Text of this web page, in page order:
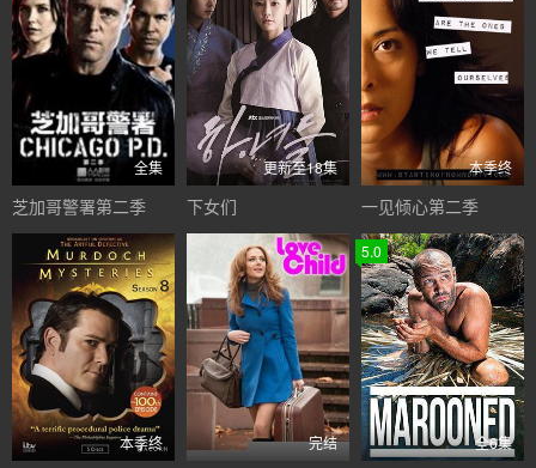
全集
芝加哥警署第二季
更新至18集
下女们
本季终
一见倾心第二季
本季终 完结
5.0
全6集